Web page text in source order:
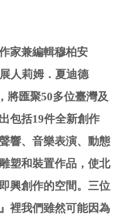
家兼編輯穆柏安
人莉姆．夏迪德
將匯聚50多位臺灣及
包括19件全新創作
響、音樂表演、動態
塑和裝置作品，使北
興創作的空間。三位
裡我們雖然可能因為